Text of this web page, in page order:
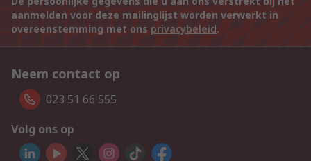
aanmelden voor deze mailinglijst worden verwerkt in
overeenstemming met ons privacybeleid.
Neem contact op
023 51 66 555
Volg ons op